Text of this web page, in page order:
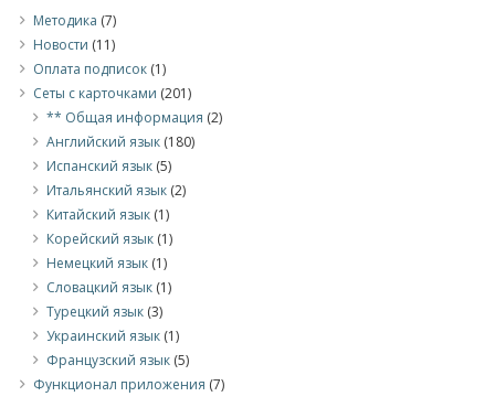
Методика (7)
Новости (11)
Оплата подписок (1)
Сеты с карточками (201)
** Общая информация (2)
Английский язык (180)
Испанский язык (5)
Итальянский язык (2)
Китайский язык (1)
Корейский язык (1)
Немецкий язык (1)
Словацкий язык (1)
Турецкий язык (3)
Украинский язык (1)
Французский язык (5)
Функционал приложения (7)